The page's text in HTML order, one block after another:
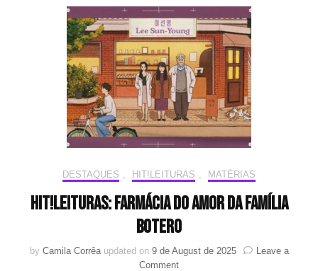
de
Julia
Riew
e
Brad
Riew
DESTAQUES HIT!LEITURAS MATÉRIAS
HIT!Leituras: Farmácia do Amor da Família
Botero
by Camila Corrêa updated on 9 de August de 2025
Leave a
Commenton